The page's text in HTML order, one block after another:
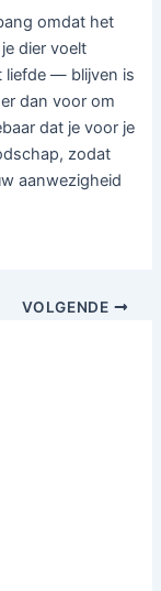
omdat het
dier voelt
liefde — blijven is
dan voor om
dat je voor je
zodat
aanwezigheid
VOLGENDE